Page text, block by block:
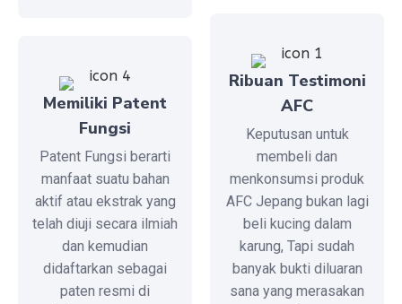
Memiliki Patent
Fungsi
Patent Fungsi berarti
manfaat suatu bahan
aktif atau ekstrak yang
telah diuji secara ilmiah
dan kemudian
didaftarkan sebagai
paten resmi di
Ribuan Testimoni
AFC
Keputusan untuk
membeli dan
menkonsumsi produk
AFC Jepang bukan lagi
beli kucing dalam
karung, Tapi sudah
banyak bukti diluaran
sana yang merasakan